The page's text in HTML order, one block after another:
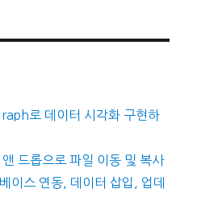
로 데이터 시각화 구현하
드롭으로 파일 이동 및 복사
이스 연동, 데이터 삽입, 업데